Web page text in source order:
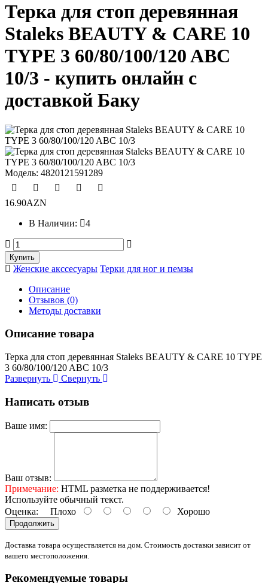
Терка для стоп деревянная
Staleks BEAUTY & CARE 10
TYPE 3 60/80/100/120 ABC
10/3 - купить онлайн с
доставкой Баку
Модель: 4820121591289
16.90AZN
В Наличии:
4
Женские акссесуары Терки для ног и пемзы
Описание
Отзывов (0)
Методы доставки
Описание товара
Терка для стоп деревянная Staleks BEAUTY & CARE 10 TYPE
3 60/80/100/120 ABC 10/3
Развернуть
Свернуть
Написать отзыв
Ваше имя:
Ваш отзыв:
Примечание: HTML разметка не поддерживается!
Используйте обычный текст.
Оценка: Плохо Хорошо
Продолжить
Доставка товара осуществляется на дом. Стоимость доставки зависит от
вашего местоположения.
Рекомендуемые товары